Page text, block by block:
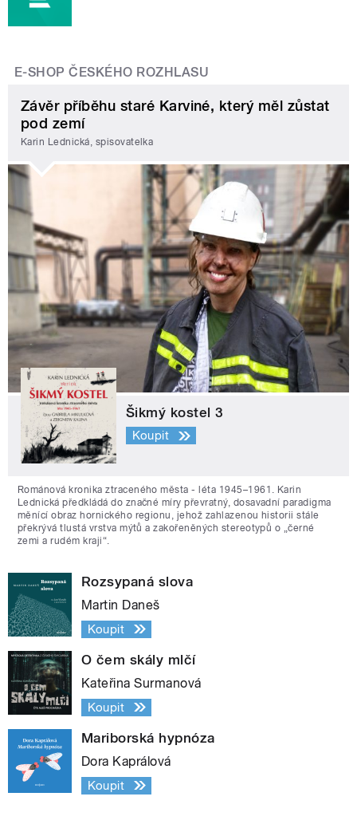
E-SHOP ČESKÉHO ROZHLASU
Závěr příběhu staré Karviné, který měl zůstat
pod zemí
Karin Lednická, spisovatelka
Šikmý kostel 3
Koupit
Románová kronika ztraceného města - léta 1945–1961. Karin
Lednická předkládá do značné míry převratný, dosavadní paradigma
měnící obraz hornického regionu, jehož zahlazenou historii stále
překrývá tlustá vrstva mýtů a zakořeněných stereotypů o „černé
zemi a rudém kraji“.
Rozsypaná slova
Martin Daneš
Koupit
O čem skály mlčí
Kateřina Surmanová
Koupit
Mariborská hypnóza
Dora Kaprálová
Koupit